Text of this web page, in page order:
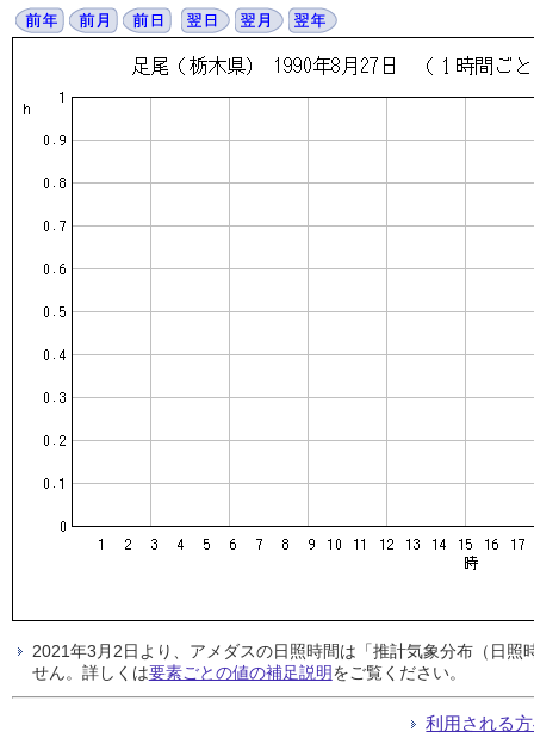
2021年3月2日より、アメダスの日照時間は「推計気象分布（日
せん。詳しくは要素ごとの値の補足説明をご覧ください。
利用される